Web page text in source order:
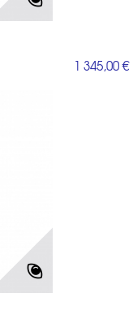
1 345,00 €